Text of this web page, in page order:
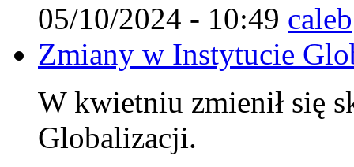
05/10/2024 - 10:49 caleb
Zmiany w Instytucie
W kwietniu zmienił się
Globalizacji.